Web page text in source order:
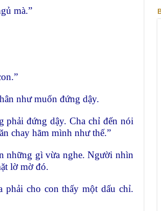
mà.”
như muốn đứng dậy.
phải đứng dậy. Cha chỉ đến nói
chay hãm mình như thế.”
những gì vừa nghe. Người nhìn
lờ mờ đó.
phải cho con thấy một dấu chỉ.